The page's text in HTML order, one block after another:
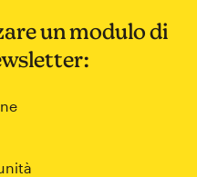
un modulo di